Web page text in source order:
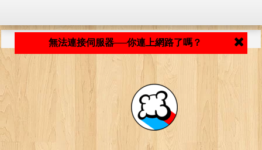
無法連接伺服器──你連上網路了嗎？
程式載入中... ...